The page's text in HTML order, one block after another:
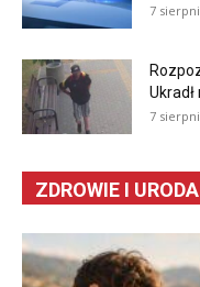
7
7
ZDROWIE I URODA